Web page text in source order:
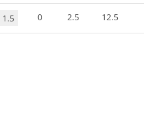
1.5 0 2.5 12.5